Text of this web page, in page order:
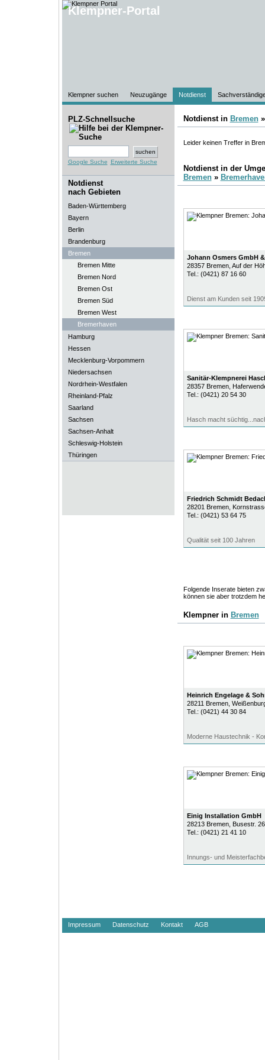
Klempner-Portal
Klempner suchen Neuzugänge Notdienst
PLZ-Schnellsuche
Google Suche Erweiterte Suche
Notdienst
nach Gebieten
Baden-Württemberg
Bayern
Berlin
Brandenburg
Bremen
Bremen Mitte
Bremen Nord
Bremen Ost
Bremen Süd
Bremen West
Bremerhaven
Hamburg
Hessen
Mecklenburg-Vorpommern
Niedersachsen
Nordrhein-Westfalen
Rheinland-Pfalz
Saarland
Sachsen
Sachsen-Anhalt
Schleswig-Holstein
Thüringen
Notdienst in Bremen
Leider keinen Treffer in
Notdienst in der
Bremen»
Johann Osmers GmbH
28357 Bremen, Auf der
Tel.: (0421) 87 16 60
Dienst am Kunden seit
Sanitär-Klempnerei
28357 Bremen,
Tel.: (0421) 20 54 30
Hasch macht
Friedrich Schmidt
28201 Bremen,
Tel.: (0421) 53 64 75
Qualität seit 100 Jahren
Folgende Inserate bieten
können sie aber trotzdem
Klempner in Bremen
Heinrich Engelage &
28211 Bremen,
Tel.: (0421) 44 30 84
Moderne Haustechnik -
Einig Installation GmbH
28213 Bremen, Busestr.
Tel.: (0421) 21 41 10
Innungs- und
Impressum Datenschutz Kontakt AGB